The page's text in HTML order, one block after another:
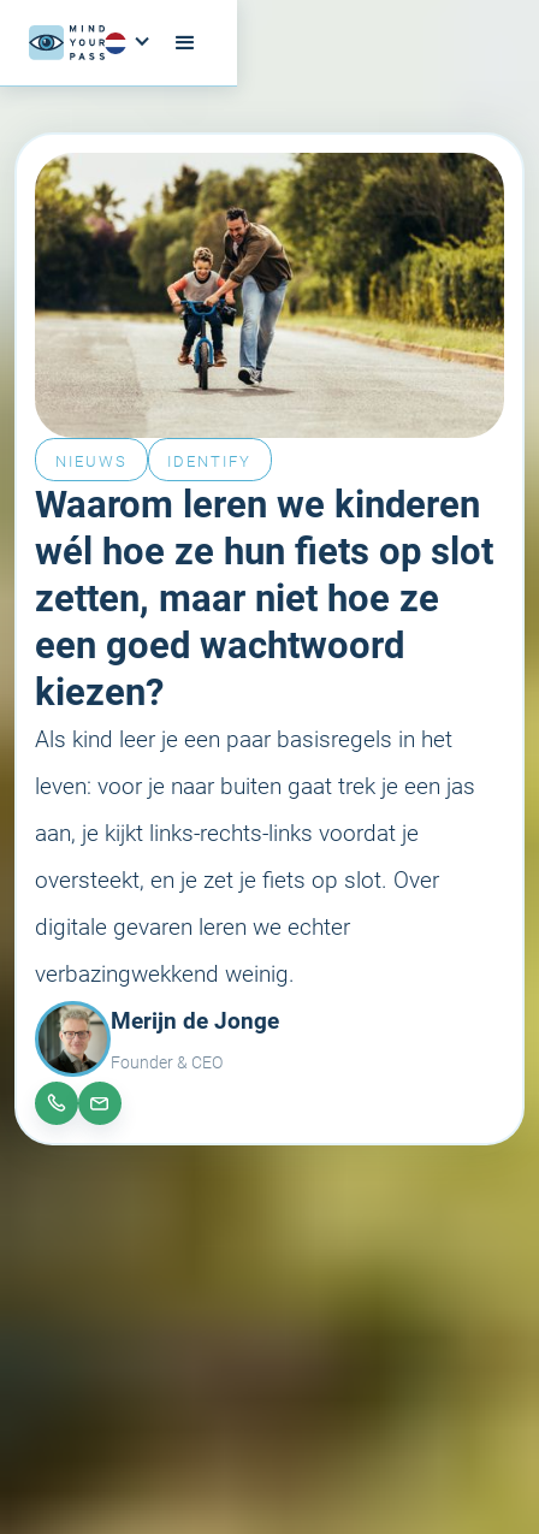
NIEUWS IDENTIFY
Waarom leren we kinderen
wél hoe ze hun fiets op slot
zetten, maar niet hoe ze
een goed wachtwoord
kiezen?
Als kind leer je een paar basisregels in het
leven: voor je naar buiten gaat trek je een jas
aan, je kijkt links-rechts-links voordat je
oversteekt, en je zet je fiets op slot. Over
digitale gevaren leren we echter
verbazingwekkend weinig.
Merijn de Jonge
Founder & CEO